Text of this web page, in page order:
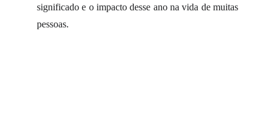
significado e o impacto desse ano na vida de muitas
pessoas.